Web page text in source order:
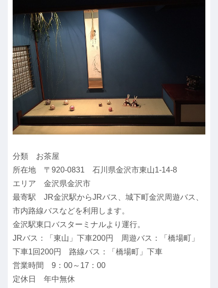
分類 お茶屋
所在地 〒920-0831 石川県金沢市東山1-14-8
エリア 金沢県金沢市
最寄駅 JR金沢駅からJRバス、城下町金沢周遊バス、
市内路線バスなどを利用します。
金沢駅東口バスターミナルより運行。
JRバス：「東山」下車200円 周遊バス：「橋場町」
下車1回200円 路線バス：「橋場町」下車
営業時間 9：00～17：00
定休日 年中無休